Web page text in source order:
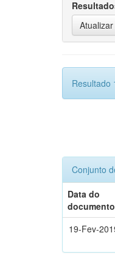
Resultado
Conjunto
Data do
documento
19-Fev-